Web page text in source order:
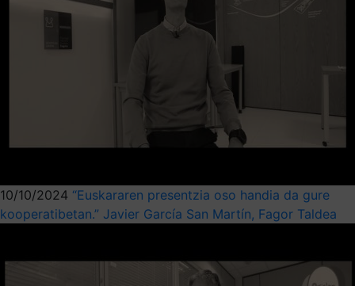
10/10/2024 “Euskararen presentzia oso handia da gure
kooperatibetan.” Javier García San Martín, Fagor Taldea